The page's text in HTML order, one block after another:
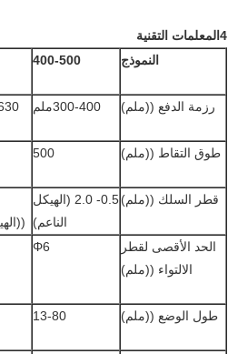
4المعلمات التقنية
النموذج
400-500
رزمة الدفع ((ملم) 300-400ملم
طوق التقاط ((ملم) 500
قطر السلك ((ملم)
0.5- 2.0 (الهيكل
الناعم)
الحد الأقصى لقطر
الالتواء ((ملم)
Φ6
طول الوضع ((ملم) 13-80